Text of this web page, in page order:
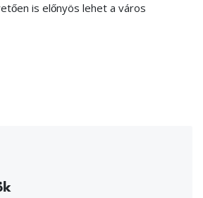
is előnyös lehet a város